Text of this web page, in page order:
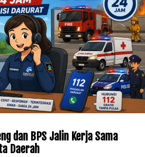
dan BPS Jalin Kerja Sama
Daerah